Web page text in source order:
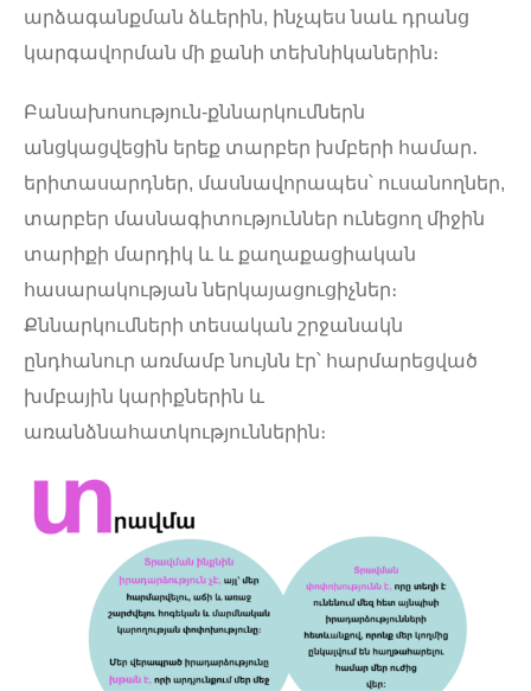
արձագանքման ձևերին, ինչպես նաև դրանց
կարգավորման մի քանի տեխնիկաներին։
Բանախոսություն-քննարկումներն
անցկացվեցին երեք տարբեր խմբերի համար․
երիտասարդներ, մասնավորապես՝ ուսանողներ,
տարբեր մասնագիտություններ ունեցող միջին
տարիքի մարդիկ և և քաղաքացիական
հասարակության ներկայացուցիչներ։
Քննարկումների տեսական շրջանակն
ընդհանուր առմամբ նույնն էր՝ հարմարեցված
խմբային կարիքներին և
առանձնահատկություններին։